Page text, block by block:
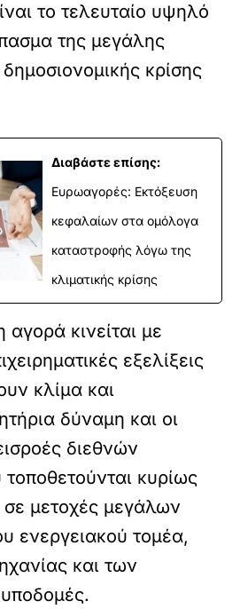
το τελευταίο υψηλό
της μεγάλης
κρίσης
Διαβάστε επίσης:
Ευρωαγορές: Εκτόξευση
κεφαλαίων στα ομόλογα
καταστροφής λόγω της
κλιματικής κρίσης
κινείται με
εξελίξεις
κλίμα και
δύναμη και οι
διεθνών
κυρίως
σε μετοχές μεγάλων
ενεργειακού τομέα,
και των